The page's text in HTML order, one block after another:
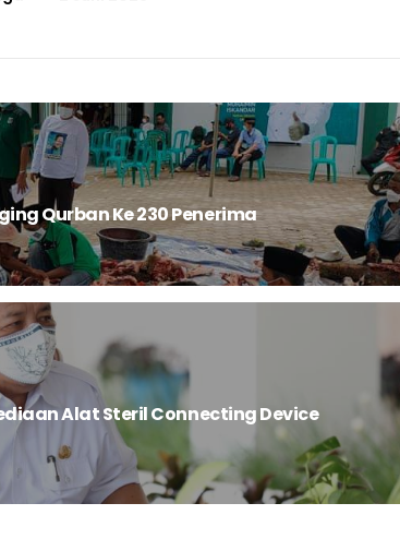
Qurban Ke 230 Penerima
Alat Steril Connecting Device